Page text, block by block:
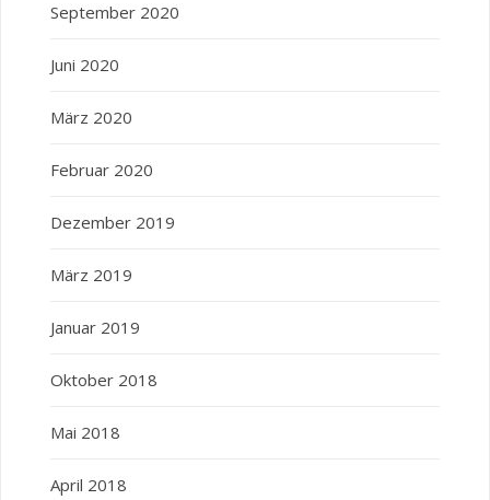
September 2020
Juni 2020
März 2020
Februar 2020
Dezember 2019
März 2019
Januar 2019
Oktober 2018
Mai 2018
April 2018